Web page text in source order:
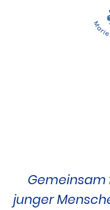
Gemeinsam
junger